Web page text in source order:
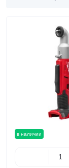
в наличии